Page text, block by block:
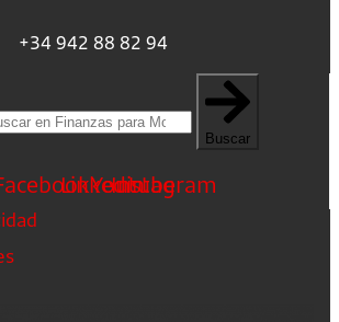
+34 942 88 82 94
Buscar
Linkedin
Youtube
Instagram